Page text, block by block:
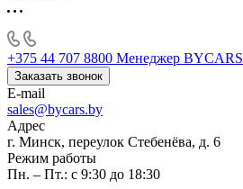
+375 44 707 8800 Менеджер BYCARS
Заказать звонок
E-mail
sales@bycars.by
Адрес
г. Минск, переулок Стебенёва, д. 6
Режим работы
Пн. – Пт.: с 9:30 до 18:30